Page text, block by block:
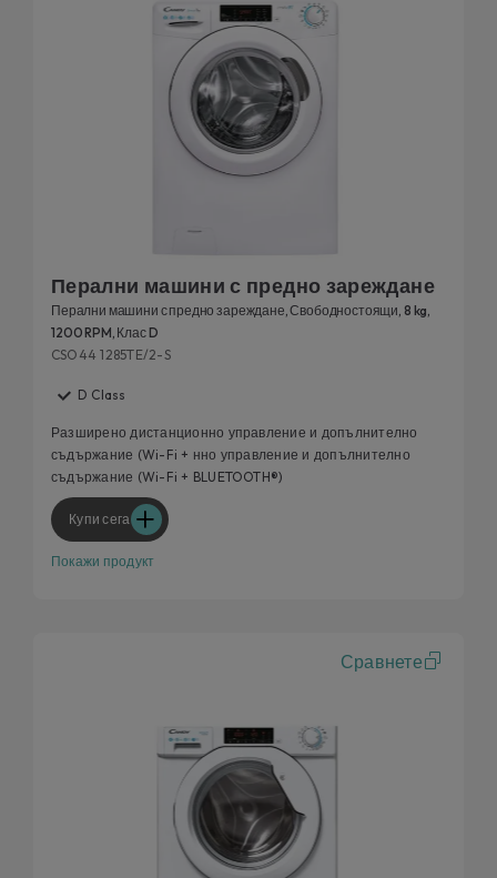
Перални машини с предно зареждане
Перални машини с предно зареждане, Свободностоящи, 8 kg,
1200 RPM, Клас D
CSO44 1285TE/2-S
D Class
Разширено дистанционно управление и допълнително
съдържание (Wi-Fi + нно управление и допълнително
съдържание (Wi-Fi + BLUETOOTH®)
Купи сега
Покажи продукт
Сравнете